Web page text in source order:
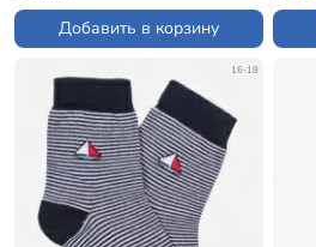
Добавить в корзину
16-18